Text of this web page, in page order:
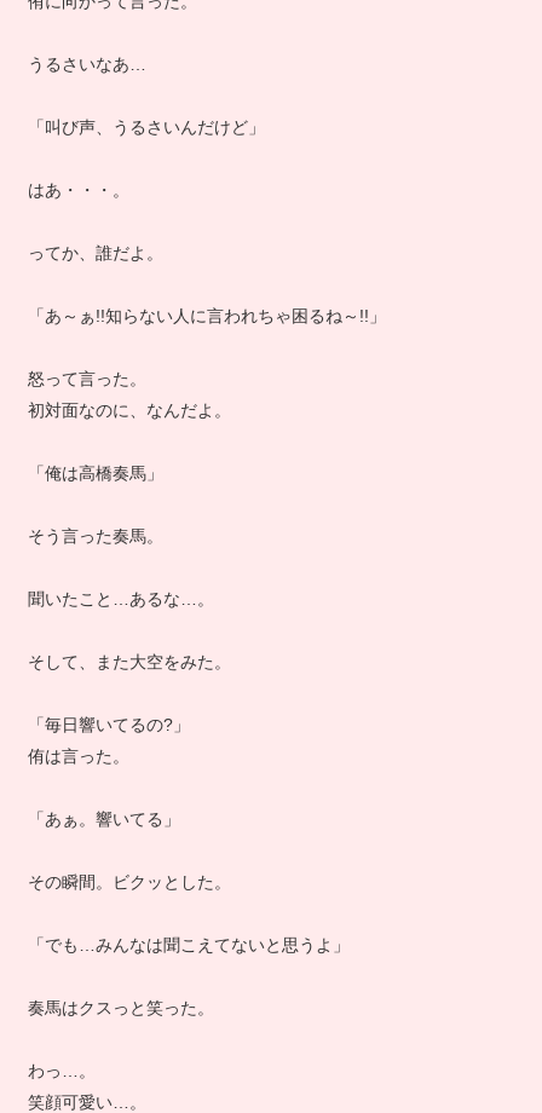
うるさいなあ…
「叫び声、うるさいんだけど」
はあ・・・。
ってか、誰だよ。
「あ～ぁ!!知らない人に言われちゃ困るね～!!」
怒って言った。
初対面なのに、なんだよ。
「俺は高橋奏馬」
そう言った奏馬。
聞いたこと…あるな…。
そして、また大空をみた。
「毎日響いてるの?」
侑は言った。
「あぁ。響いてる」
その瞬間。ビクッとした。
「でも…みんなは聞こえてないと思うよ」
奏馬はクスっと笑った。
わっ…。
笑顔可愛い…。